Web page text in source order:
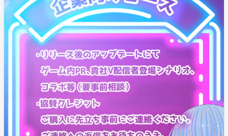
すると、次の配信風画面で、『八雲袮々』に紅芋タルト
を渡す事が出来、
ルート分岐が発生することとなる。